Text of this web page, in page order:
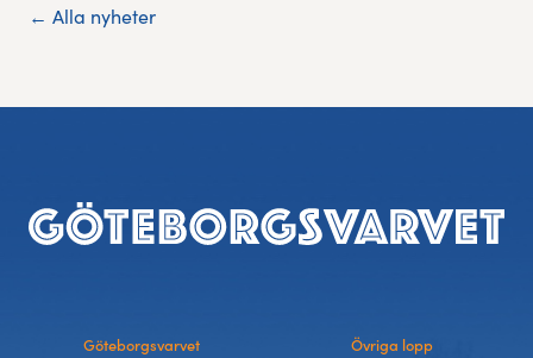
← Alla nyheter
Sidfot
Göteborgsvarvet
Övriga lopp